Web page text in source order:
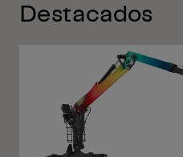
Destacados